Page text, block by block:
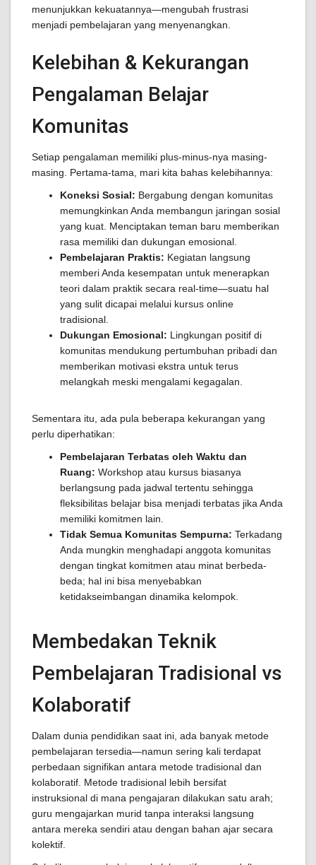
menunjukkan kekuatannya—mengubah frustrasi
menjadi pembelajaran yang menyenangkan.
Kelebihan & Kekurangan
Pengalaman Belajar
Komunitas
Setiap pengalaman memiliki plus-minus-nya masing-
masing. Pertama-tama, mari kita bahas kelebihannya:
Koneksi Sosial: Bergabung dengan komunitas
memungkinkan Anda membangun jaringan sosial
yang kuat. Menciptakan teman baru memberikan
rasa memiliki dan dukungan emosional.
Pembelajaran Praktis: Kegiatan langsung
memberi Anda kesempatan untuk menerapkan
teori dalam praktik secara real-time—suatu hal
yang sulit dicapai melalui kursus online
tradisional.
Dukungan Emosional: Lingkungan positif di
komunitas mendukung pertumbuhan pribadi dan
memberikan motivasi ekstra untuk terus
melangkah meski mengalami kegagalan.
Sementara itu, ada pula beberapa kekurangan yang
perlu diperhatikan:
Pembelajaran Terbatas oleh Waktu dan
Ruang: Workshop atau kursus biasanya
berlangsung pada jadwal tertentu sehingga
fleksibilitas belajar bisa menjadi terbatas jika Anda
memiliki komitmen lain.
Tidak Semua Komunitas Sempurna: Terkadang
Anda mungkin menghadapi anggota komunitas
dengan tingkat komitmen atau minat berbeda-
beda; hal ini bisa menyebabkan
ketidakseimbangan dinamika kelompok.
Membedakan Teknik
Pembelajaran Tradisional vs
Kolaboratif
Dalam dunia pendidikan saat ini, ada banyak metode
pembelajaran tersedia—namun sering kali terdapat
perbedaan signifikan antara metode tradisional dan
kolaboratif. Metode tradisional lebih bersifat
instruksional di mana pengajaran dilakukan satu arah;
guru mengajarkan murid tanpa interaksi langsung
antara mereka sendiri atau dengan bahan ajar secara
kolektif.